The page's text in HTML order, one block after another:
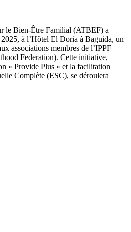
le Bien-Être Familial (ATBEF) a
à l’Hôtel El Doria à Baguida, un
associations membres de l’IPPF
Federation). Cette initiative,
« Provide Plus » et la facilitation
Complète (ESC), se déroulera